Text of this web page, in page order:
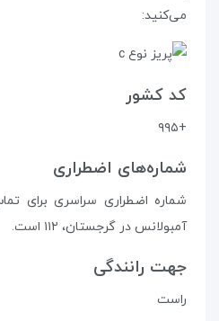
می‌کنید:
کد کشور
+۹۹۵
شماره‌های اضطراری
شماره اضطراری سراسری برای
آمبولانس در گرجستان، ۱۱۲ است.
جهت رانندگی
راست